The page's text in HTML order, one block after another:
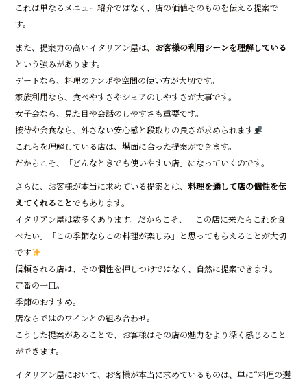
これは単なるメニュー紹介ではなく、店の価値そのものを伝える提案で
す。
また、提案力の高いイタリアン屋は、 お客様の利用シーンを理解している
という強みがあります。
デートなら、料理のテンポや空間の使い方が大切です。
家族利用なら、食べやすさやシェアのしやすさが大事です。
女子会なら、見た目や会話のしやすさも重要です。
接待や会食なら、外さない安心感と段取りの良さが求められます
これらを理解している店は、場面に合った提案ができます。
だからこそ、「どんなときでも使いやすい店」になっていくのです。
さらに、お客様が本当に求めている提案とは、料理を通して店の個性を伝
えてくれることでもあります。
イタリアン屋は数多くあります。だからこそ、「この店に来たらこれを食
べたい」「この季節ならこの料理が楽しみ」と思ってもらえることが大切
です
信頼される店は、その個性を押しつけではなく、自然に提案できます。
定番の一皿。
季節のおすすめ。
店ならではのワインとの組み合わせ。
こうした提案があることで、お客様はその店の魅力をより深く感じること
ができます。
イタリアン屋において、お客様が本当に求めているものは、単に“料理の選